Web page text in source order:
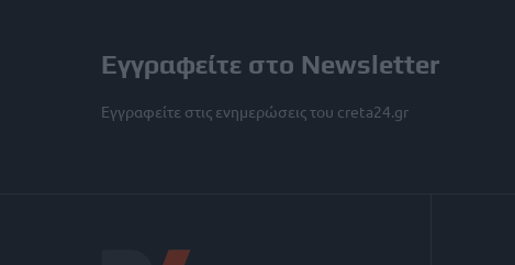
Εγγραφείτε στο Newsletter
Εγγραφείτε στις ενημερώσεις του creta24.gr